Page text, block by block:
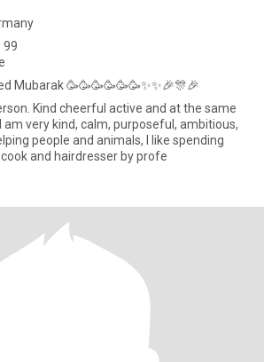
99
Mubarak 🥳🥳🥳🥳🥳🥳✨✨🎉🎊🎉
Kind cheerful active and at the same
people and animals, I like spending
and hairdresser by profe